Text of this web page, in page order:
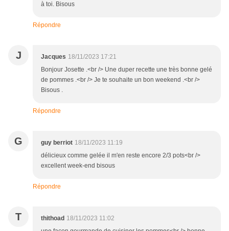
à toi. Bisous
Répondre
J Jacques 18/11/2023 17:21
Bonjour Josette .<br /> Une duper recette une très bonne gelé
de pommes .<br /> Je te souhaite un bon weekend .<br />
Bisous .
Répondre
G guy berriot 18/11/2023 11:19
délicieux comme gelée il m'en reste encore 2/3 pots<br />
excellent week-end bisous
Répondre
T thithoad 18/11/2023 11:02